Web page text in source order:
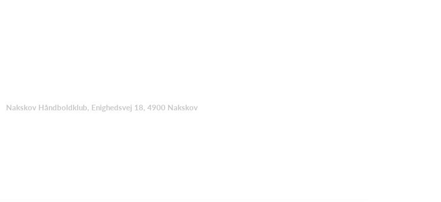
Nakskov Håndboldklub, Enighedsvej 18, 4900 Nakskov